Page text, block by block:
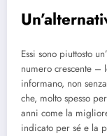
Essi sono piuttosto
numero crescente –
informano, non senza
che, molto spesso
anni come la
indicato per sé e la